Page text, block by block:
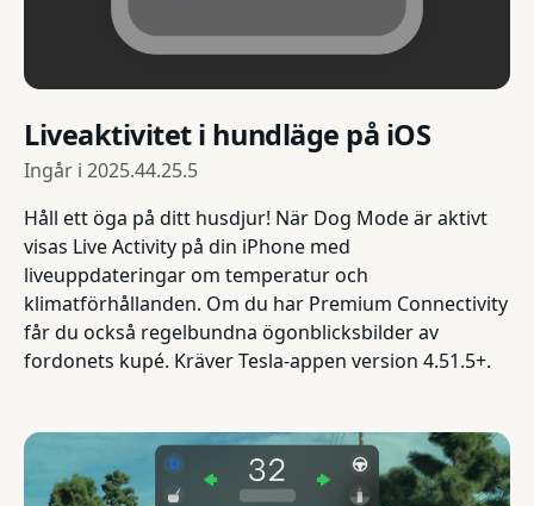
Liveaktivitet i hundläge på iOS
Ingår i 2025.44.25.5
Håll ett öga på ditt husdjur! När Dog Mode är aktivt
visas Live Activity på din iPhone med
liveuppdateringar om temperatur och
klimatförhållanden. Om du har Premium Connectivity
får du också regelbundna ögonblicksbilder av
fordonets kupé. Kräver Tesla-appen version 4.51.5+.